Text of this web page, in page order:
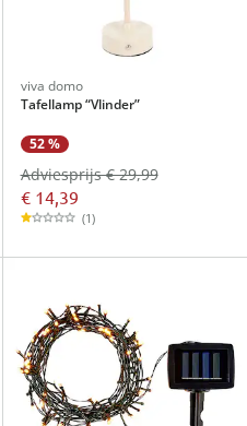
viva domo
Tafellamp “Vlinder”
52 %
€ 14,39
Adviesprijs € 29,99
(1)